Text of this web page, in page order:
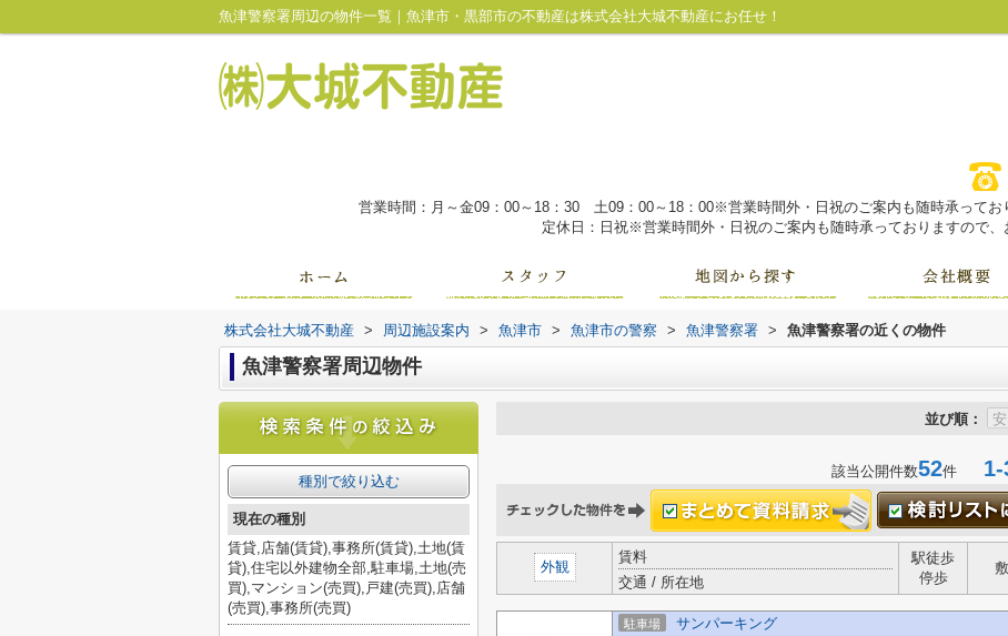
魚津警察署周辺の物件一覧｜魚津市・黒部市の不動産は株式会社大城不動産にお任せ！
営業時間：月～金09：00～18：30 土09：00～18：00※営業時間外・日祝のご案内も随時承ってお
定休日：日祝※営業時間外・日祝のご案内も随時承っておりますので
株式会社大城不動産 > 周辺施設案内 > 魚津市 > 魚津市の警察 > 魚津警察署 > 魚津警察署の近くの物件
魚津警察署周辺物件
並び順：
該当公開件数52件 1-
外観
賃料
交通 / 所在地
駅徒歩
停歩
駐車場 サンパーキング
種別で絞り込む
現在の種別
賃貸,店舗(賃貸),事務所(賃貸),土地(賃
貸),住宅以外建物全部,駐車場,土地(売
買),マンション(売買),戸建(売買),店舗
(売買),事務所(売買)